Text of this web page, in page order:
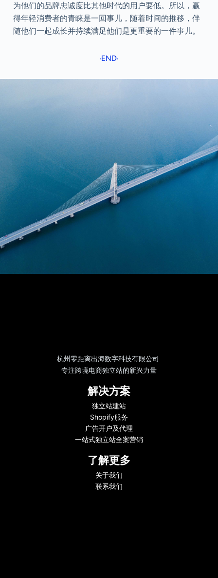
为他们的品牌忠诚度比其他时代的用户要低。所以，赢
得年轻消费者的青睐是一回事儿，随着时间的推移，伴
随他们一起成长并持续满足他们是更重要的一件事儿。
·END·
杭州零距离出海数字科技有限公司
专注跨境电商独立站的新兴力量
解决方案
独立站建站
Shopify服务
广告开户及代理
一站式独立站全案营销
了解更多
关于我们
联系我们